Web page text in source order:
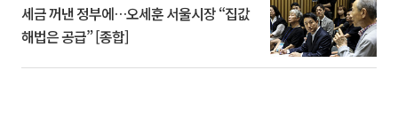
세금 꺼낸 정부에…오세훈 서울시장 “집값
해법은 공급” [종합]